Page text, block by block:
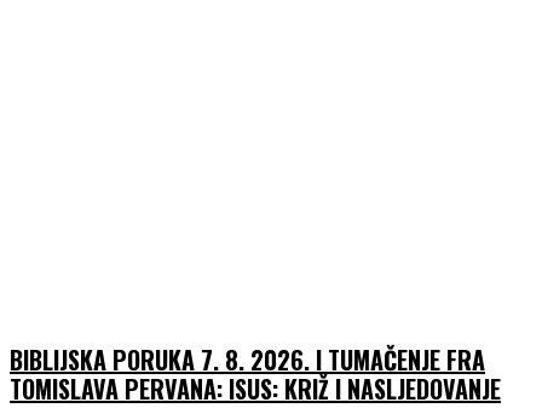
BIBLIJSKA PORUKA 7. 8. 2026. I TUMAČENJE FRA
TOMISLAVA PERVANA: ISUS: KRIŽ I NASLJEDOVANJE